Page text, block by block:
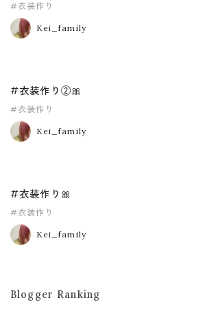
#衣装作り
Kei_family
#衣装作り②🎀
#衣装作り
Kei_family
#衣装作り🎀
#衣装作り
Kei_family
Blogger Ranking